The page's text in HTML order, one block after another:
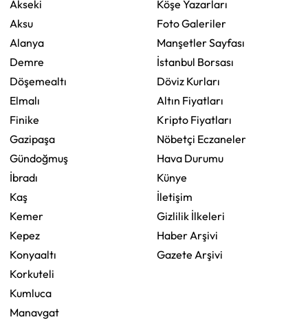
Akseki
Aksu
Alanya
Demre
Döşemealtı
Elmalı
Finike
Gazipaşa
Gündoğmuş
İbradı
Kaş
Kemer
Kepez
Konyaaltı
Korkuteli
Kumluca
Manavgat
Köşe Yazarları
Foto Galeriler
Manşetler Sayfası
İstanbul Borsası
Döviz Kurları
Altın Fiyatları
Kripto Fiyatları
Nöbetçi Eczaneler
Hava Durumu
Künye
İletişim
Gizlilik İlkeleri
Haber Arşivi
Gazete Arşivi